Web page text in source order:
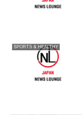
SPORTS & HEALTHY